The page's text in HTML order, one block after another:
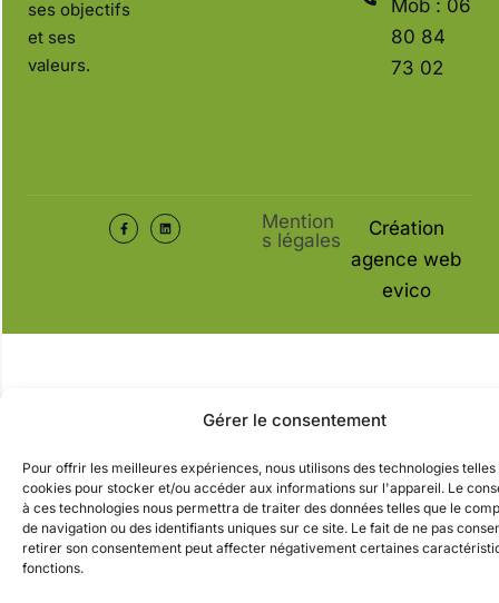
Gérer le consentement
Pour offrir les meilleures expériences, nous utilisons des technologies telles
cookies pour stocker et/ou accéder aux informations sur l'appareil. Le
à ces technologies nous permettra de traiter des données telles que le
de navigation ou des identifiants uniques sur ce site. Le fait de ne pas
retirer son consentement peut affecter négativement certaines
fonctions.
ses objectifs
et ses
valeurs.
Mob : 06
80 84
73 02
Mention
s légales
Création
agence web
evico